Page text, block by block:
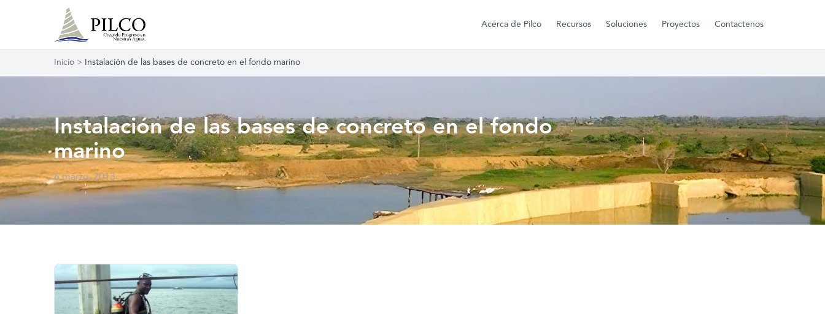
Acerca de Pilco Recursos Soluciones Proyectos Contactenos
Inicio > Instalación de las bases de concreto en el fondo marino
Instalación de las bases de concreto en el fondo
marino
6 marzo, 2013